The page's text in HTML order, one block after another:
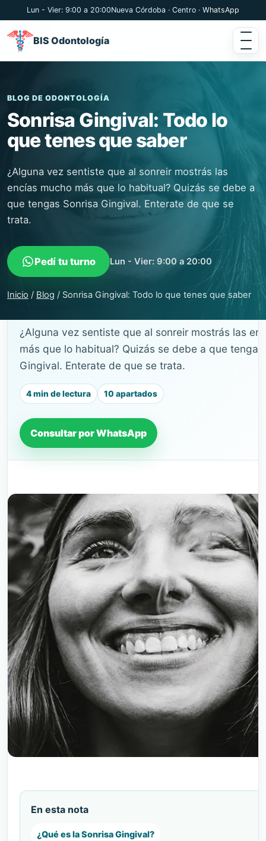
Lun - Vier: 9:00 a 20:00Nueva Córdoba · Centro · WhatsApp
BIS Odontología
BLOG DE ODONTOLOGÍA
Sonrisa Gingival: Todo lo
que tenes que saber
¿Alguna vez sentiste que al sonreir mostrás las
encías mucho más que lo habitual? Quizás se debe a
que tengas Sonrisa Gingival. Enterate de que se
trata.
Pedí tu turno Lun - Vier: 9:00 a 20:00
Inicio / Blog / Sonrisa Gingival: Todo lo que tenes que saber
¿Alguna vez sentiste que al sonreir mostrás las
más que lo habitual? Quizás se debe a que tengas
Gingival. Enterate de que se trata.
4 min de lectura 10 apartados
Consultar por WhatsApp
En esta nota
¿Qué es la Sonrisa Gingival?